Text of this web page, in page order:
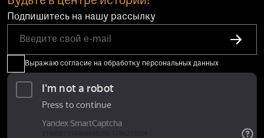
Подпишитесь на нашу рассылку
Выражаю согласие на обработку персональных данных